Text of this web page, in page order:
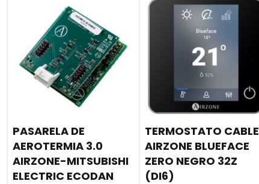
PASARELA DE
AEROTERMIA 3.0
AIRZONE-MITSUBISHI
ELECTRIC ECODAN
TERMOSTATO CABLE
AIRZONE BLUEFACE
ZERO NEGRO 32Z
(DI6)